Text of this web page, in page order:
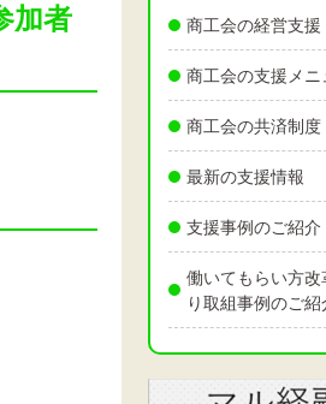
商工会の経営支援
商工会の支援メニ
商工会の共済制度
最新の支援情報
支援事例のご紹介
働いてもらい方改
り取組事例のご紹
加者